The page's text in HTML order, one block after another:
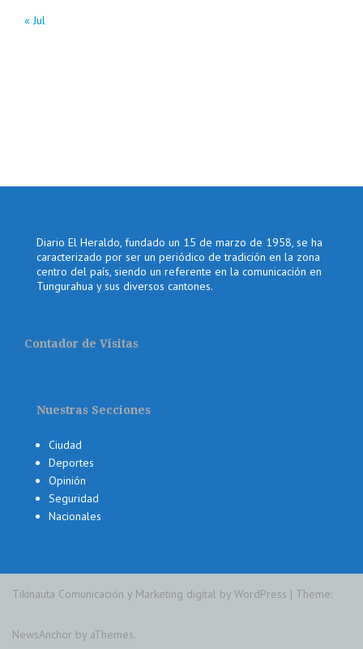
« Jul
Diario El Heraldo, fundado un 15 de marzo de 1958, se ha
caracterizado por ser un periódico de tradición en la zona
centro del país, siendo un referente en la comunicación en
Tungurahua y sus diversos cantones.
Contador de Visitas
Nuestras Secciones
Ciudad
Deportes
Opinión
Seguridad
Nacionales
Tikinauta Comunicación y Marketing digital by WordPress | Theme:
NewsAnchor by aThemes.